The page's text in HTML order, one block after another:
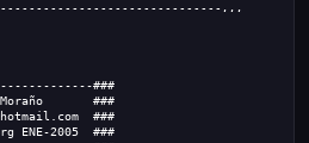
...
###
###
###
ENE-2005  ###